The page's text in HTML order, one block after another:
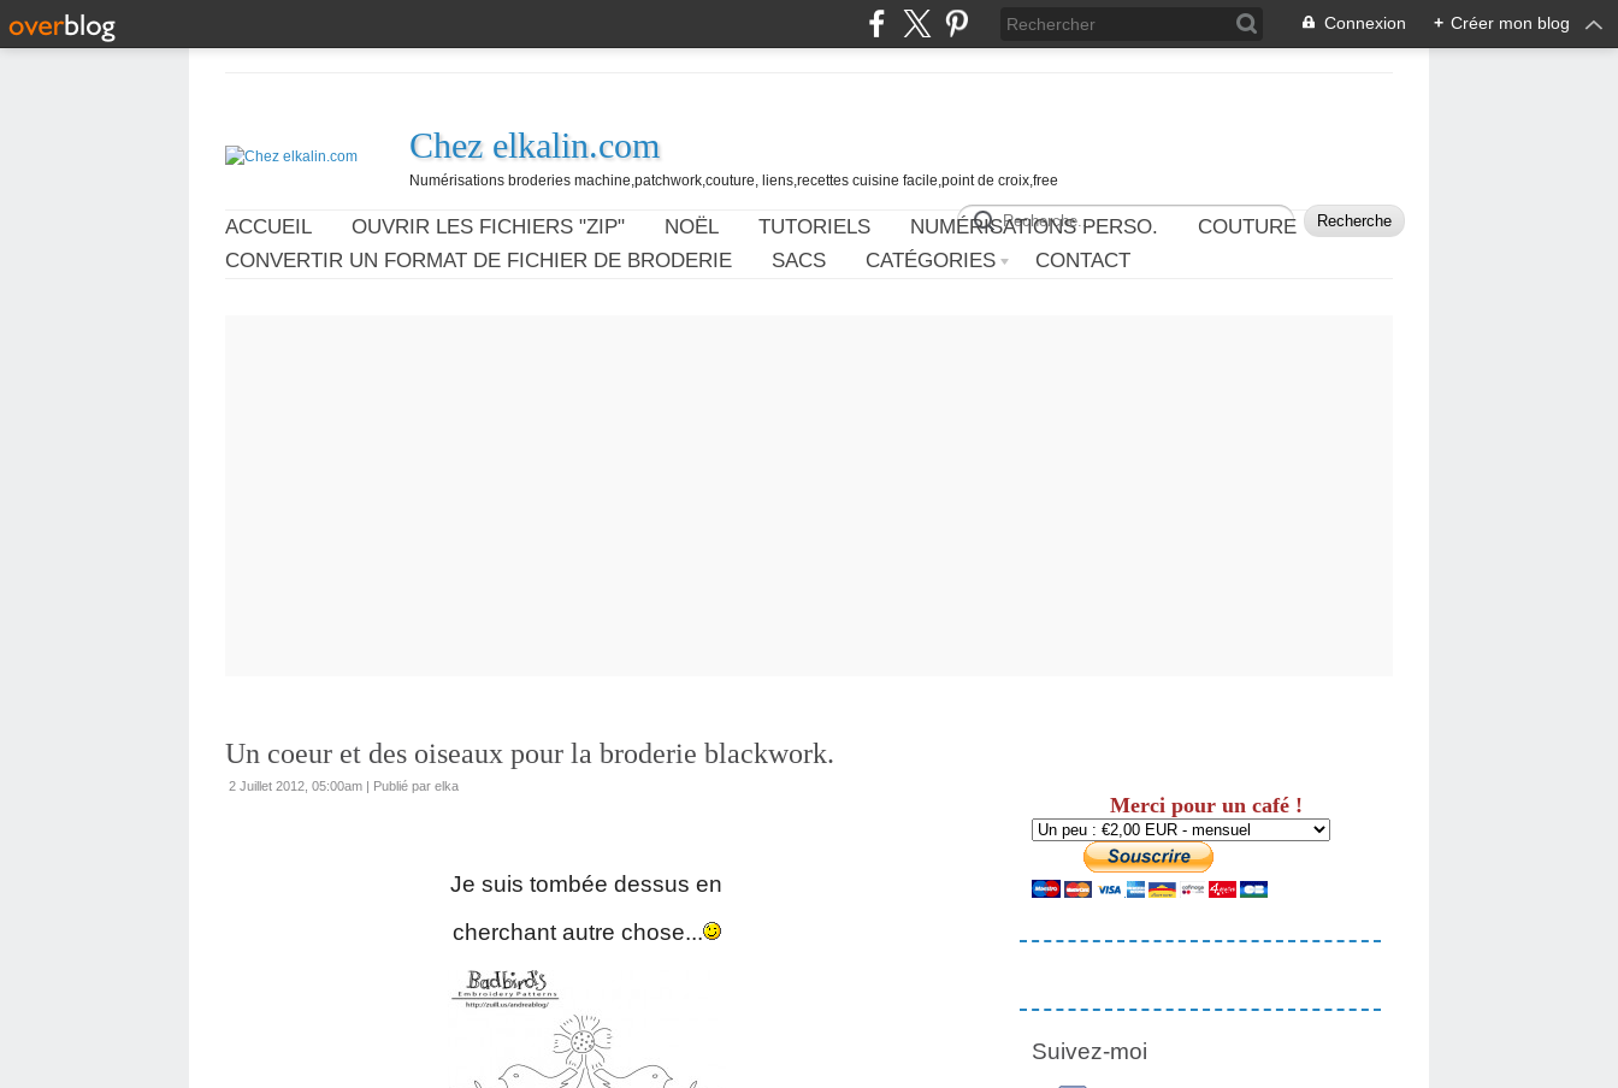
Connexion + Créer mon blog
Chez elkalin.com
Numérisations broderies machine,patchwork,couture, liens,recettes cuisine facile,point de croix,free
ACCUEIL OUVRIR LES FICHIERS "ZIP" NOËL TUTORIELS NUMÉRISATIONS PERSO.
COUTURE
CONVERTIR UN FORMAT DE FICHIER DE BRODERIE
SACS CATÉGORIES CONTACT
Un coeur et des oiseaux pour la broderie blackwork.
2 Juillet 2012, 05:00am | Publié par elka
Je suis tombée dessus en
cherchant autre chose...
Merci pour un café !
Suivez-moi